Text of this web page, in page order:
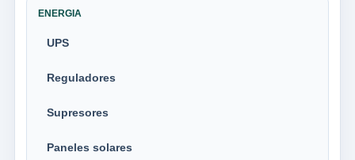
ENERGIA
UPS
Reguladores
Supresores
Paneles solares